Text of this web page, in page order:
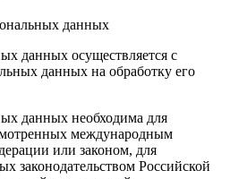
данных
данных осуществляется с
данных на обработку его
данных необходима для
международным
или законом, для
законодательством Российской